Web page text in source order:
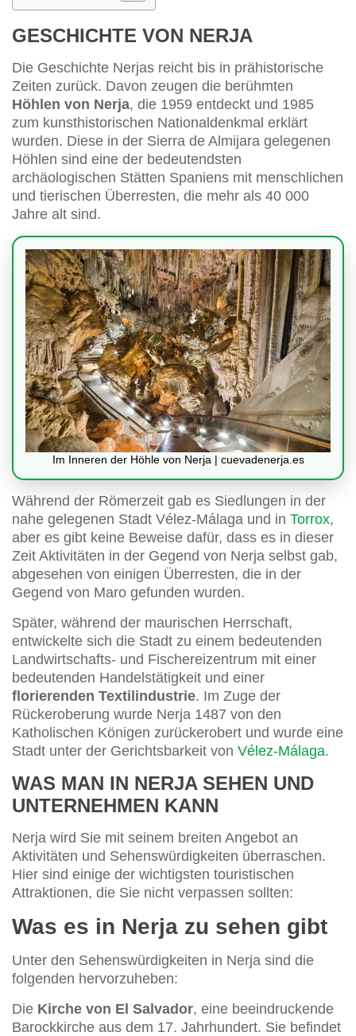
GESCHICHTE VON NERJA
Die Geschichte Nerjas reicht bis in prähistorische
Zeiten zurück. Davon zeugen die berühmten
Höhlen von Nerja, die 1959 entdeckt und 1985
zum kunsthistorischen Nationaldenkmal erklärt
wurden. Diese in der Sierra de Almijara gelegenen
Höhlen sind eine der bedeutendsten
archäologischen Stätten Spaniens mit menschlichen
und tierischen Überresten, die mehr als 40 000
Jahre alt sind.
Im Inneren der Höhle von Nerja | cuevadenerja.es
Während der Römerzeit gab es Siedlungen in der
nahe gelegenen Stadt Vélez-Málaga und in Torrox,
aber es gibt keine Beweise dafür, dass es in dieser
Zeit Aktivitäten in der Gegend von Nerja selbst gab,
abgesehen von einigen Überresten, die in der
Gegend von Maro gefunden wurden.
Später, während der maurischen Herrschaft,
entwickelte sich die Stadt zu einem bedeutenden
Landwirtschafts- und Fischereizentrum mit einer
bedeutenden Handelstätigkeit und einer
florierenden Textilindustrie. Im Zuge der
Rückeroberung wurde Nerja 1487 von den
Katholischen Königen zurückerobert und wurde eine
Stadt unter der Gerichtsbarkeit von Vélez-Málaga.
WAS MAN IN NERJA SEHEN UND
UNTERNEHMEN KANN
Nerja wird Sie mit seinem breiten Angebot an
Aktivitäten und Sehenswürdigkeiten überraschen.
Hier sind einige der wichtigsten touristischen
Attraktionen, die Sie nicht verpassen sollten:
Was es in Nerja zu sehen gibt
Unter den Sehenswürdigkeiten in Nerja sind die
folgenden hervorzuheben:
Die Kirche von El Salvador, eine beeindruckende
Barockkirche aus dem 17. Jahrhundert. Sie befindet